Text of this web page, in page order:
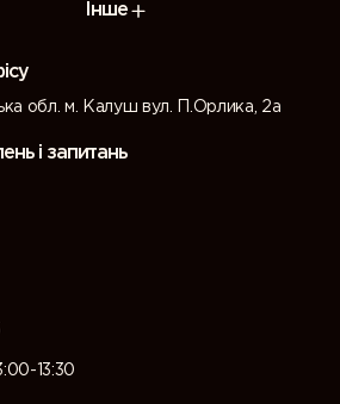
Інше
обл. м. Калуш вул. П.Орлика, 2а
і запитань
13:30